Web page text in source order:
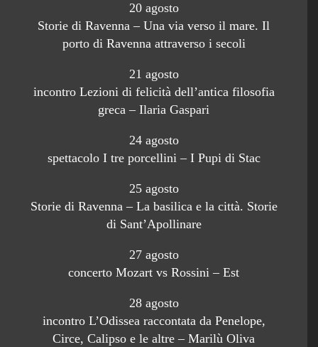
20 agosto
Storie di Ravenna – Una via verso il mare. Il
porto di Ravenna attraverso i secoli
21 agosto
incontro Lezioni di felicità dell’antica filosofia
greca – Ilaria Gaspari
24 agosto
spettacolo I tre porcellini – I Pupi di Stac
25 agosto
Storie di Ravenna – La basilica e la città. Storie
di Sant’Apollinare
27 agosto
concerto Mozart vs Rossini – Est
28 agosto
incontro L’Odissea raccontata da Penelope,
Circe, Calipso e le altre – Marilù Oliva